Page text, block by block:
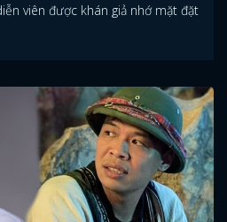
viên được khán giả nhớ mặt đặt